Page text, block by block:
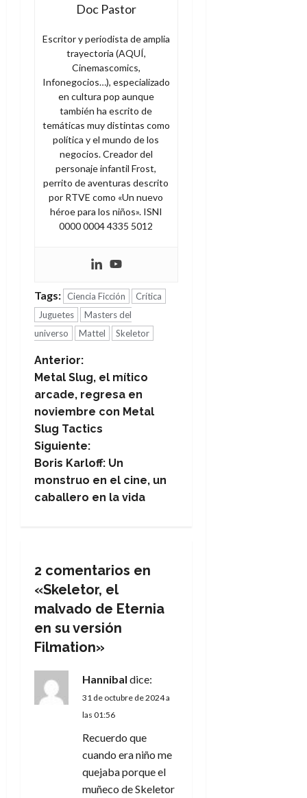
Doc Pastor
Escritor y periodista de amplia
trayectoria (AQUÍ,
Cinemascomics,
Infonegocios…), especializado
en cultura pop aunque
también ha escrito de
temáticas muy distintas como
política y el mundo de los
negocios. Creador del
personaje infantil Frost,
perrito de aventuras descrito
por RTVE como «Un nuevo
héroe para los niños». ISNI
0000 0004 4335 5012
Tags: Ciencia Ficción
Crítica
Juguetes
Masters del
universo
Mattel Skeletor
N
a
v
e
g
a
i
ó
n
d
e
e
Anterior:
Metal Slug, el mítico
arcade, regresa en
noviembre con Metal
Slug Tactics
Siguiente:
Boris Karloff: Un
monstruo en el cine, un
caballero en la vida
2 comentarios en
«Skeletor, el
malvado de Eternia
en su versión
Filmation»
Hannibal dice:
31 de octubre de 2024 a
las 01:56
Recuerdo que
cuando era niño me
quejaba porque el
muñeco de Skeletor